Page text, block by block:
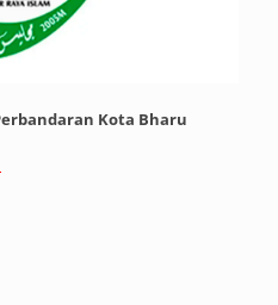
Kota Bharu